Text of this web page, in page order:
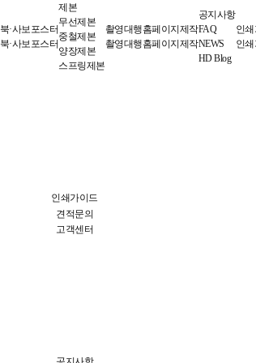
북·사보
북·사보
포스터
포스터
제본
무선제본
중철제본
양장제본
스프링제본
촬영대행
촬영대행
홈페이지제작
홈페이지제작
공지사항
FAQ
NEWS
HD Blog
인
인
인쇄가이드
견적문의
고객센터